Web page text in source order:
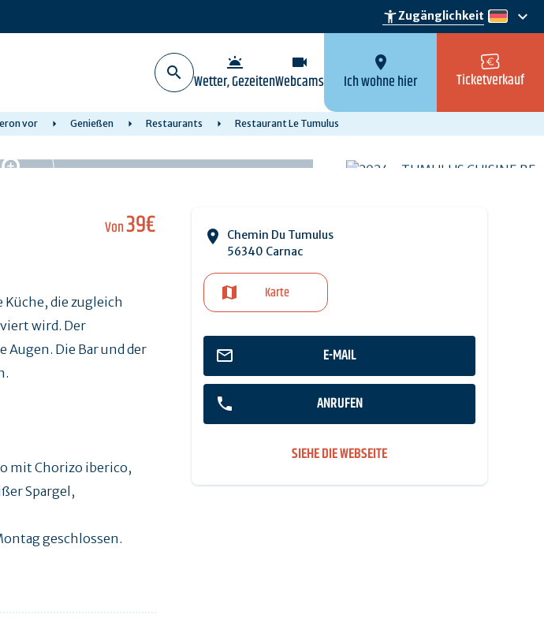
accessibility_newZugänglichkeit de
keyboard_arrow_down
wb_twilight
Wetter, Gezeiten
videocam
Webcams
location_on
Ich wohne hier Ticketverkauf
vor Genießen Restaurants Restaurant Le Tumulus
Von39€
Chemin Du Tumulus
56340 Carnac
Karte
E-MAIL
ANRUFEN
SIEHE DIE WEBSEITE
die zugleich
wird. Der
Augen. Die Bar und der
mit Chorizo iberico,
Spargel,
geschlossen.